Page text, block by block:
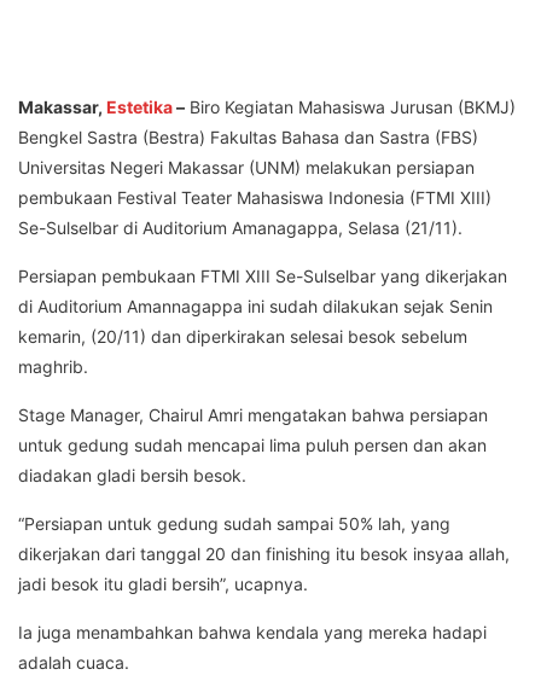
Makassar, Estetika– Biro Kegiatan Mahasiswa Jurusan (BKMJ)
Bengkel Sastra (Bestra) Fakultas Bahasa dan Sastra (FBS)
Universitas Negeri Makassar (UNM) melakukan persiapan
pembukaan Festival Teater Mahasiswa Indonesia (FTMI XIII)
Se-Sulselbar di Auditorium Amanagappa, Selasa (21/11).
Persiapan pembukaan FTMI XIII Se-Sulselbar yang dikerjakan
di Auditorium Amannagappa ini sudah dilakukan sejak Senin
kemarin, (20/11) dan diperkirakan selesai besok sebelum
maghrib.
Stage Manager, Chairul Amri mengatakan bahwa persiapan
untuk gedung sudah mencapai lima puluh persen dan akan
diadakan gladi bersih besok.
“Persiapan untuk gedung sudah sampai 50% lah, yang
dikerjakan dari tanggal 20 dan finishing itu besok insyaa allah,
jadi besok itu gladi bersih”, ucapnya.
Ia juga menambahkan bahwa kendala yang mereka hadapi
adalah cuaca.